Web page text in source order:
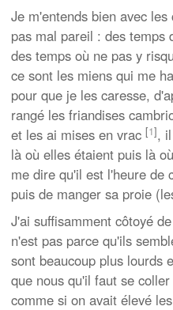
Je m'entends bien avec
pas mal pareil : des temps
des temps où ne pas y
ce sont les miens qui me
pour que je les caresse,
rangé les friandises
et les ai mises en vrac [1],
là où elles étaient puis là
me dire qu'il est l'heure de
puis de manger sa proie
J'ai suffisamment côtoyé
n'est pas parce qu'ils
sont beaucoup plus lourds
que nous qu'il faut se
comme si on avait élevé